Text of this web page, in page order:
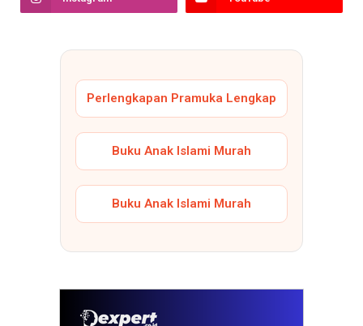
Perlengkapan Pramuka Lengkap
Buku Anak Islami Murah
Buku Anak Islami Murah